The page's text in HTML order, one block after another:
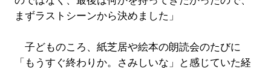
まずラストシーンから決めました」
子どものころ、紙芝居や絵本の朗読会のたびに
「もうすぐ終わりか。さみしいな」と感じていた経